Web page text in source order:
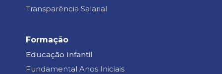
Transparência Salarial
Formação
Educação Infantil
Fundamental Anos Iniciais